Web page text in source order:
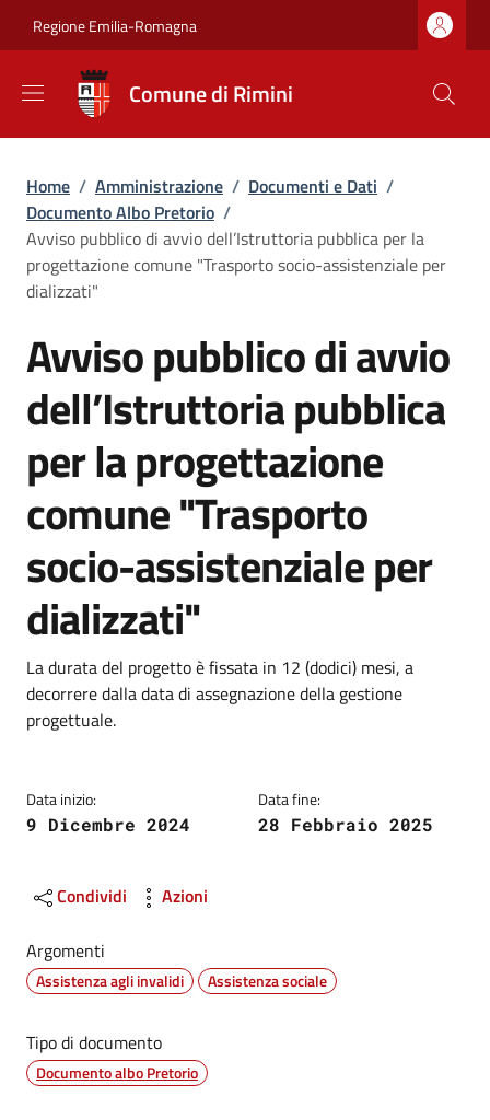
Regione Emilia-Romagna
Comune di Rimini
Briciole di pane
Home / Amministrazione / Documenti e Dati /
Documento Albo Pretorio /
Avviso pubblico di avvio dell’Istruttoria pubblica per la
progettazione comune "Trasporto socio-assistenziale per
dializzati"
Avviso pubblico di avvio
dell’Istruttoria pubblica
per la progettazione
comune "Trasporto
socio-assistenziale per
dializzati"
Dettagli
La durata del progetto è fissata in 12 (dodici) mesi, a
decorrere dalla data di assegnazione della gestione
progettuale.
Data inizio:
9 Dicembre 2024
Data fine:
28 Febbraio 2025
Condividi Azioni
Argomenti
Assistenza agli invalidi Assistenza sociale
Tipo di documento
Documento albo Pretorio